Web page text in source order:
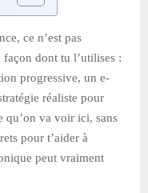
ce n’est pas
façon dont tu l’utilises :
progressive, un e-
réaliste pour
qu’on va voir ici, sans
pour t’aider à
peut vraiment